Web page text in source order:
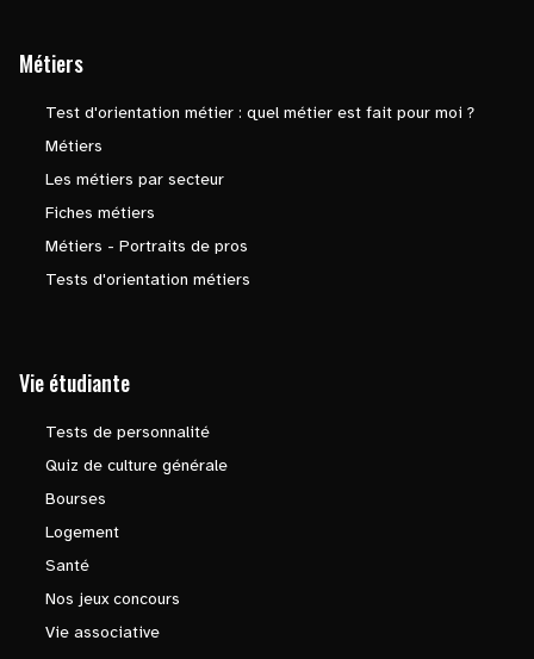
Métiers
Test d'orientation métier : quel métier est fait pour moi ?
Métiers
Les métiers par secteur
Fiches métiers
Métiers - Portraits de pros
Tests d'orientation métiers
Vie étudiante
Tests de personnalité
Quiz de culture générale
Bourses
Logement
Santé
Nos jeux concours
Vie associative